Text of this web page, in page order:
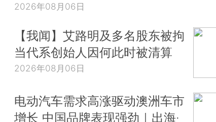
2026年08月06日
【我闻】艾路明及多名股东被拘
当代系创始人因何此时被清算
2026年08月06日
电动汽车需求高涨驱动澳洲车市
增长 中国品牌表现强劲｜出海·